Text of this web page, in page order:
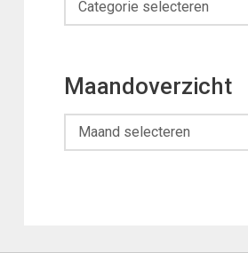
Maandoverzicht
Maandoverzicht